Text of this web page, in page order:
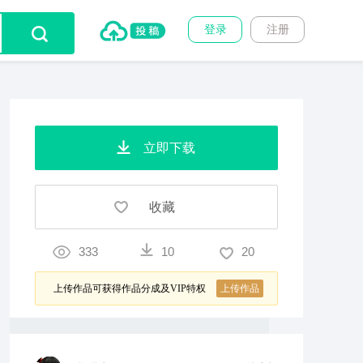
注册
登录
立即下载
收藏
333 10 20
上传作品可获得作品分成及VIP特权 上传作品